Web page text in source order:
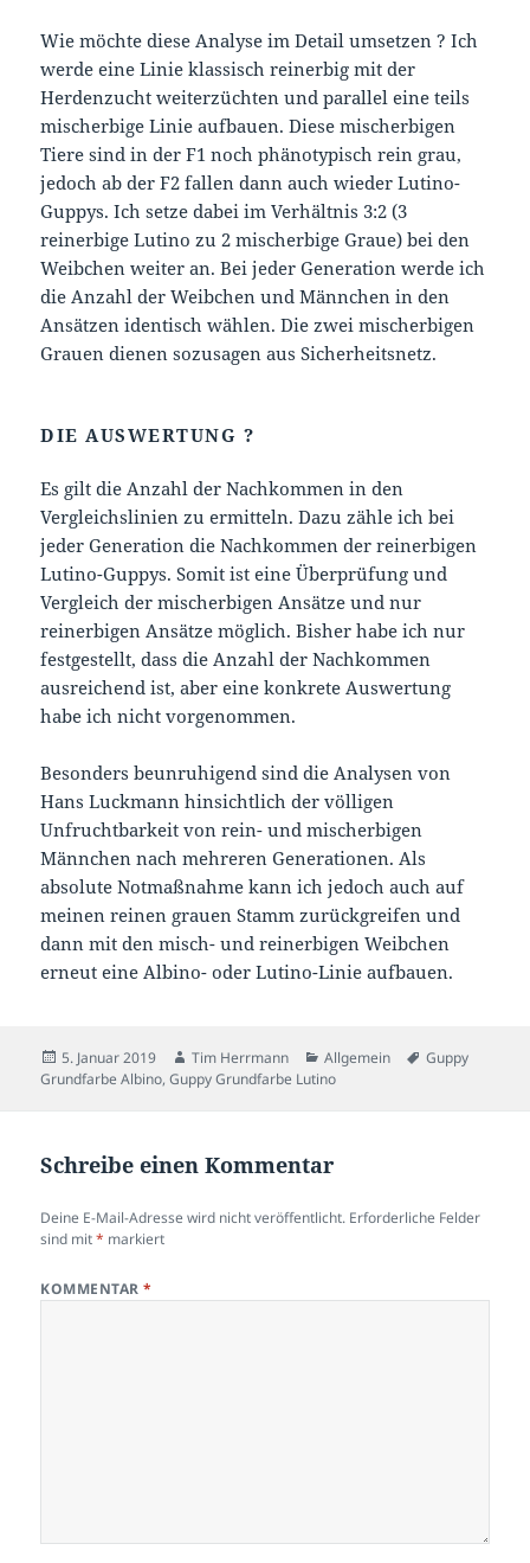
Wie möchte diese Analyse im Detail umsetzen ? Ich
werde eine Linie klassisch reinerbig mit der
Herdenzucht weiterzüchten und parallel eine teils
mischerbige Linie aufbauen. Diese mischerbigen
Tiere sind in der F1 noch phänotypisch rein grau,
jedoch ab der F2 fallen dann auch wieder Lutino-
Guppys. Ich setze dabei im Verhältnis 3:2 (3
reinerbige Lutino zu 2 mischerbige Graue) bei den
Weibchen weiter an. Bei jeder Generation werde ich
die Anzahl der Weibchen und Männchen in den
Ansätzen identisch wählen. Die zwei mischerbigen
Grauen dienen sozusagen aus Sicherheitsnetz.
DIE AUSWERTUNG ?
Es gilt die Anzahl der Nachkommen in den
Vergleichslinien zu ermitteln. Dazu zähle ich bei
jeder Generation die Nachkommen der reinerbigen
Lutino-Guppys. Somit ist eine Überprüfung und
Vergleich der mischerbigen Ansätze und nur
reinerbigen Ansätze möglich. Bisher habe ich nur
festgestellt, dass die Anzahl der Nachkommen
ausreichend ist, aber eine konkrete Auswertung
habe ich nicht vorgenommen.
Besonders beunruhigend sind die Analysen von
Hans Luckmann hinsichtlich der völligen
Unfruchtbarkeit von rein- und mischerbigen
Männchen nach mehreren Generationen. Als
absolute Notmaßnahme kann ich jedoch auch auf
meinen reinen grauen Stamm zurückgreifen und
dann mit den misch- und reinerbigen Weibchen
erneut eine Albino- oder Lutino-Linie aufbauen.
Veröffentlicht
am
5. Januar 2019 Autor
Tim Herrmann Kategorien
Allgemein Schlagwörter
Guppy
Grundfarbe Albino,Guppy Grundfarbe Lutino
Schreibe einen Kommentar
Deine E-Mail-Adresse wird nicht veröffentlicht. Erforderliche Felder
sind mit* markiert
KOMMENTAR*